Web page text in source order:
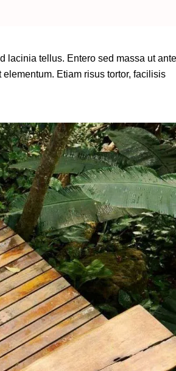
lacinia tellus. Entero sed massa ut ante
Etiam risus tortor, facilisis